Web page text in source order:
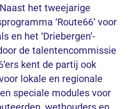
het tweejarige
‘Route66’ voor
en het ‘Driebergen’-
de talentencommissie
kent de partij ook
lokale en regionale
speciale modules voor